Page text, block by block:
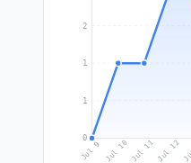
0
1
1
2
Jul 9 Jul 10 Jul 11Jul 12